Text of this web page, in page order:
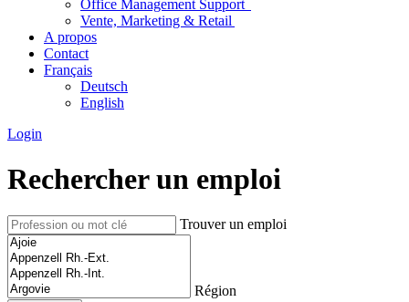
Office Management Support
Vente, Marketing & Retail
A propos
Contact
Français
Deutsch
English
Login
Rechercher un emploi
Trouver un emploi
Région